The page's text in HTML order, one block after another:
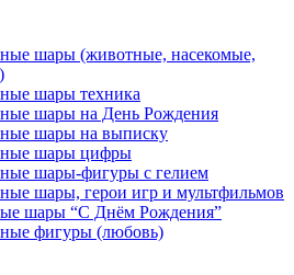
шары (животные, насекомые,
шары техника
шары на День Рождения
шары на выписку
шары цифры
шары-фигуры с гелием
шары, герои игр и мультфильмов
шары “С Днём Рождения”
фигуры (любовь)